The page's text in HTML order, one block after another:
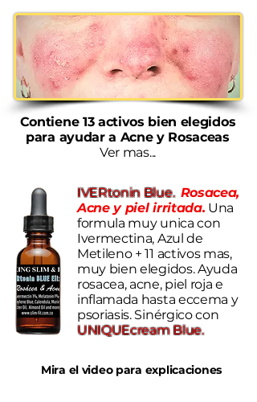
Contiene 13 activos bien elegidos
para ayudar a Acne y Rosaceas
Ver mas...
​IVERtonin Blue. Rosacea,
Acne y piel irritada. Una
formula muy unica con
Ivermectina, Azul de
Metileno + 11 activos mas,
muy bien elegidos. Ayuda
rosacea, acne, piel roja e
inflamada hasta eccema y
psoriasis. Sinérgico con
UNIQUEcream Blue.
Mira el video para explicaciones